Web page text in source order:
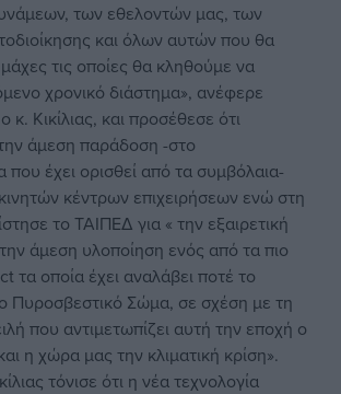
των εθελοντών μας, των
και όλων αυτών που θα
τις οποίες θα κληθούμε να
χρονικό διάστημα», ανέφερε
κ. Κικίλιας, και προσέθεσε ότι
άμεση παράδοση -στο
που έχει ορισθεί από τα συμβόλαια-
κέντρων επιχειρήσεων ενώ στη
το ΤΑΙΠΕΔ για « την εξαιρετική
άμεση υλοποίηση ενός από τα πιο
τα οποία έχει αναλάβει ποτέ το
Πυροσβεστικό Σώμα, σε σχέση με τη
που αντιμετωπίζει αυτή την εποχή ο
η χώρα μας την κλιματική κρίση».
τόνισε ότι η νέα τεχνολογία